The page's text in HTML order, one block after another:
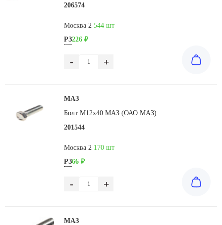
206574
Москва 2 544 шт
РЗ226 ₽
- +
МАЗ
Болт М12х40 МАЗ (ОАО МАЗ)
201544
Москва 2 170 шт
РЗ66 ₽
- +
МАЗ